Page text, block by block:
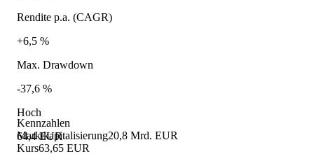
Kennzahlen
Marktkapitalisierung20,8 Mrd. EUR
Kurs63,65 EUR
Rendite p.a. (CAGR)
+6,5 %
Max. Drawdown
-37,6 %
Hoch
64,4 EUR